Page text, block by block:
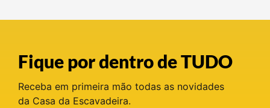
Fique por dentro de TUDO
Receba em primeira mão todas as novidades
da Casa da Escavadeira.